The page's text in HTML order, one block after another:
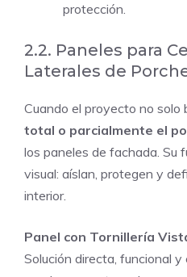
protección.
2.2. Paneles para
Laterales de
Cuando el proyecto no solo
total o parcialmente el
los paneles de fachada. Su
visual: aíslan, protegen y
interior.
Panel con Tornillería
Solución directa, funcional